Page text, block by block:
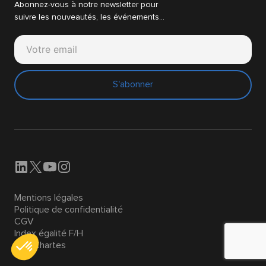
Abonnez-vous à notre newsletter pour
suivre les nouveautés, les événements…
S'abonner
Mentions légales
Politique de confidentialité
CGV
Index égalité F/H
Nos Chartes